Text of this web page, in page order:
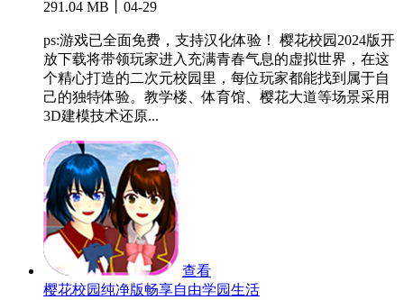
291.04 MB丨04-29
ps:游戏已全面免费，支持汉化体验！ 樱花校园2024版开
放下载将带领玩家进入充满青春气息的虚拟世界，在这
个精心打造的二次元校园里，每位玩家都能找到属于自
己的独特体验。教学楼、体育馆、樱花大道等场景采用
3D建模技术还原...
查看
樱花校园纯净版畅享自由学园生活